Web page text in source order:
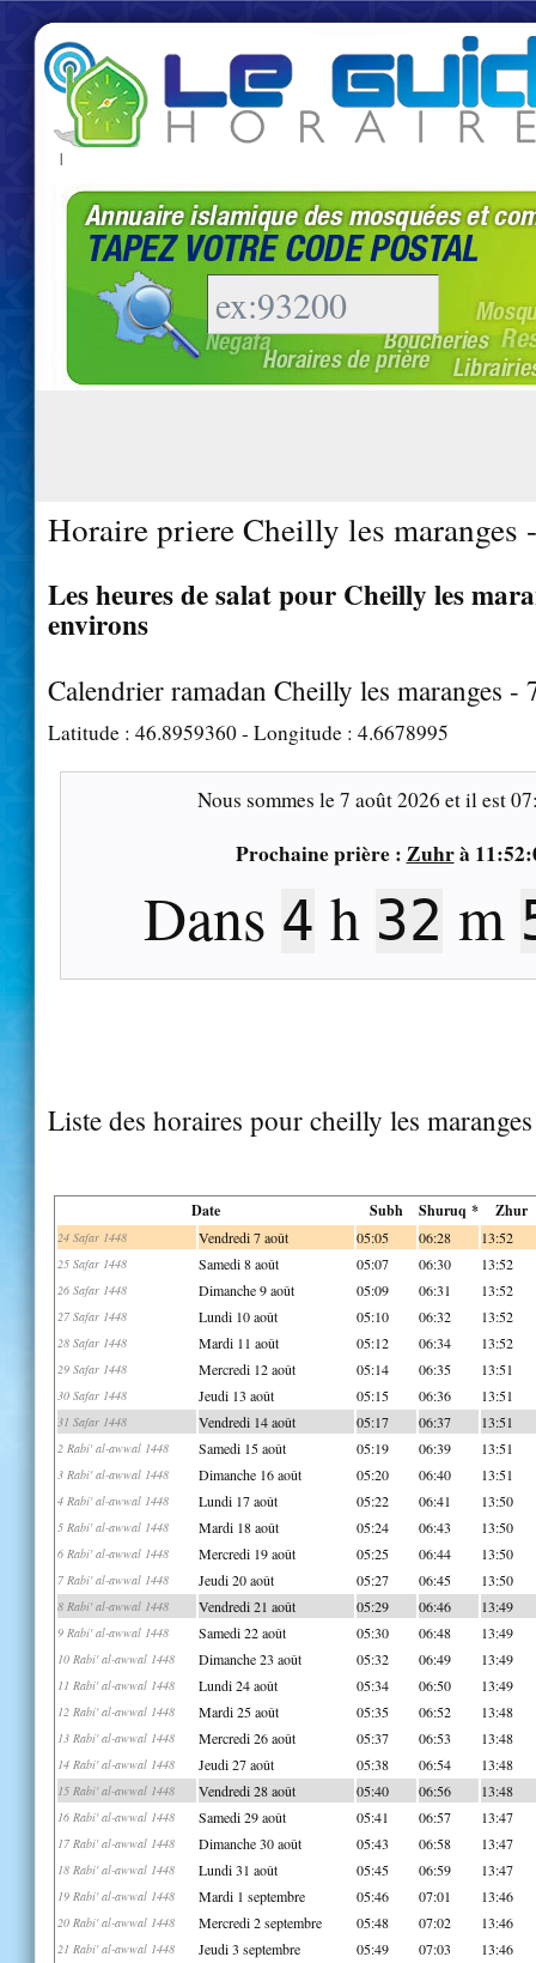
|
Horaire priere Cheilly les maranges
Les heures de salat pour Cheilly les
environs
Calendrier ramadan Cheilly les maranges -
Latitude : 46.8959360- Longitude : 4.6678995
Nous sommes le7 août 2026 et il est
Prochaine prière : Zuhrà
Dans 4 h 32 m
Liste des horaires pour cheilly les maranges
Date Subh Shuruq * Zhur
24 Safar 1448 Vendredi 7 août 05:05 06:28 13:52
25 Safar 1448 Samedi 8 août 05:07 06:30 13:52
26 Safar 1448 Dimanche 9 août 05:09 06:31 13:52
27 Safar 1448 Lundi 10 août 05:10 06:32 13:52
28 Safar 1448 Mardi 11 août 05:12 06:34 13:52
29 Safar 1448 Mercredi 12 août 05:14 06:35 13:51
30 Safar 1448 Jeudi 13 août 05:15 06:36 13:51
31 Safar 1448 Vendredi 14 août 05:17 06:37 13:51
2 Rabi' al-awwal 1448 Samedi 15 août 05:19 06:39 13:51
3 Rabi' al-awwal 1448 Dimanche 16 août 05:20 06:40 13:51
4 Rabi' al-awwal 1448 Lundi 17 août 05:22 06:41 13:50
5 Rabi' al-awwal 1448 Mardi 18 août 05:24 06:43 13:50
6 Rabi' al-awwal 1448 Mercredi 19 août 05:25 06:44 13:50
7 Rabi' al-awwal 1448 Jeudi 20 août 05:27 06:45 13:50
8 Rabi' al-awwal 1448 Vendredi 21 août 05:29 06:46 13:49
9 Rabi' al-awwal 1448 Samedi 22 août 05:30 06:48 13:49
10 Rabi' al-awwal 1448 Dimanche 23 août 05:32 06:49 13:49
11 Rabi' al-awwal 1448 Lundi 24 août 05:34 06:50 13:49
12 Rabi' al-awwal 1448 Mardi 25 août 05:35 06:52 13:48
13 Rabi' al-awwal 1448 Mercredi 26 août 05:37 06:53 13:48
14 Rabi' al-awwal 1448 Jeudi 27 août 05:38 06:54 13:48
15 Rabi' al-awwal 1448 Vendredi 28 août 05:40 06:56 13:48
16 Rabi' al-awwal 1448 Samedi 29 août 05:41 06:57 13:47
17 Rabi' al-awwal 1448 Dimanche 30 août 05:43 06:58 13:47
18 Rabi' al-awwal 1448 Lundi 31 août 05:45 06:59 13:47
19 Rabi' al-awwal 1448 Mardi 1 septembre 05:46 07:01 13:46
20 Rabi' al-awwal 1448 Mercredi 2 septembre 05:48 07:02 13:46
21 Rabi' al-awwal 1448 Jeudi 3 septembre 05:49 07:03 13:46